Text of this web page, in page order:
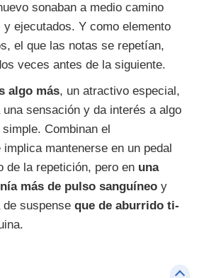
sonaban a medio camino
y ejecutados. Y como elemento
el que las notas se repetían,
veces antes de la siguiente.
algo más, un atractivo especial,
sensación y da interés a algo
Combinan el
mantenerse en un pedal
de la repetición, pero en una
más de pulso sanguíneo y
suspense que de aburrido ti-